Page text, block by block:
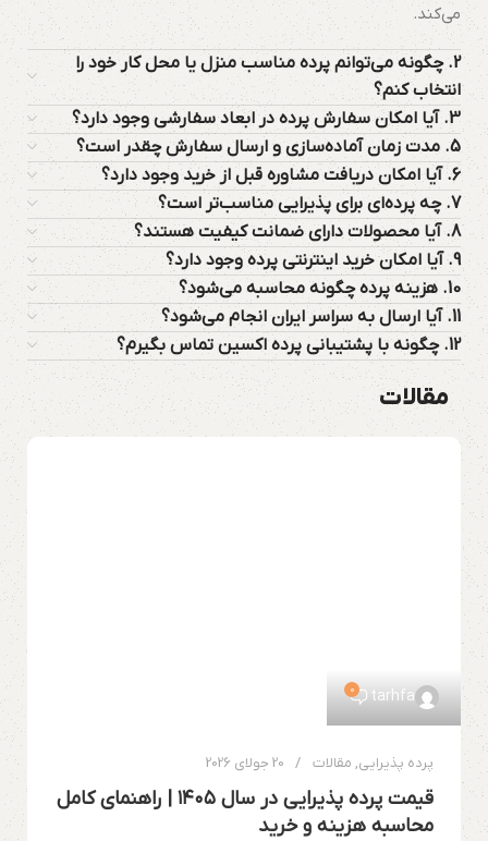
می‌کند.
2. چگونه می‌توانم پرده مناسب منزل یا محل کار خود را
انتخاب کنم؟
3. آیا امکان سفارش پرده در ابعاد سفارشی وجود دارد؟
5. مدت زمان آماده‌سازی و ارسال سفارش چقدر است؟
6. آیا امکان دریافت مشاوره قبل از خرید وجود دارد؟
7. چه پرده‌ای برای پذیرایی مناسب‌تر است؟
8. آیا محصولات دارای ضمانت کیفیت هستند؟
9. آیا امکان خرید اینترنتی پرده وجود دارد؟
10. هزینه پرده چگونه محاسبه می‌شود؟
11. آیا ارسال به سراسر ایران انجام می‌شود؟
12. چگونه با پشتیبانی پرده اکسین تماس بگیرم؟
مقالات
tarhfa
0
پرده پذیرایی, مقالات 20 جولای 2026
قیمت پرده پذیرایی در سال ۱۴۰۵ | راهنمای کامل
محاسبه هزینه و خرید